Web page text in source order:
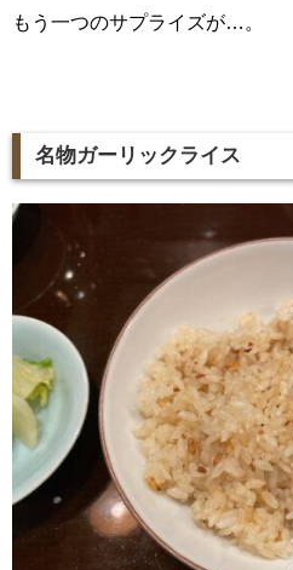
もう一つのサプライズが…。
名物ガーリックライス